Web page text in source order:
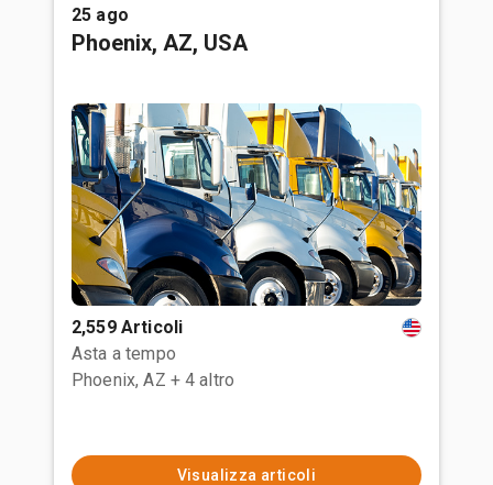
25 ago
Phoenix, AZ, USA
2,559 Articoli
Asta a tempo
Phoenix, AZ + 4 altro
Visualizza articoli